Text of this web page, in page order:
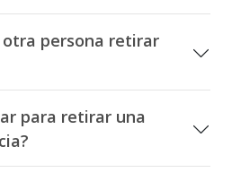
otra persona retirar
para retirar una